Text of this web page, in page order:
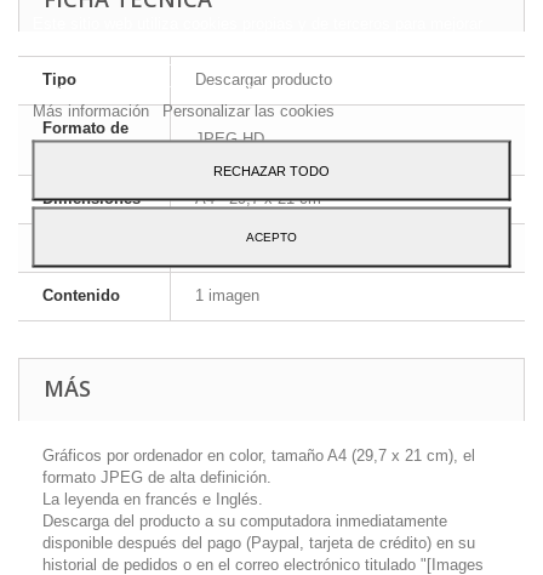
Tipo Descargar producto
Formato de
JPEG HD
Dimensiones A4 - 29,7 x 21 cm
Inglés y francés
Contenido 1 imagen
MÁS
Gráficos por ordenador en color, tamaño A4 (29,7 x 21 cm), el
formato JPEG de alta definición.
La leyenda en francés e Inglés.
Descarga del producto a su computadora inmediatamente
disponible después del pago (Paypal, tarjeta de crédito) en su
historial de pedidos o en el correo electrónico titulado "[Images
preferencias mediante el análisis de sus hábitos de navegación.
Para dar su consentimiento sobre su uso pulse el botón Acepto.
Más información Personalizar las cookies
RECHAZAR TODO
ACEPTO